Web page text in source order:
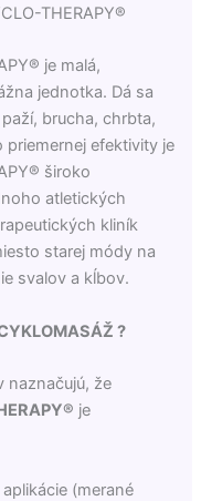
THERAPY®
je malá,
jednotka. Dá sa
brucha, chrbta,
priemernej efektivity je
široko
atletických
kliník
starej módy na
svalov a kĺbov.
?
naznačujú, že
je
(merané